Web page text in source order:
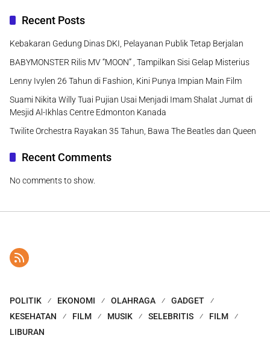
Recent Posts
Kebakaran Gedung Dinas DKI, Pelayanan Publik Tetap Berjalan
BABYMONSTER Rilis MV “MOON” , Tampilkan Sisi Gelap Misterius
Lenny Ivylen 26 Tahun di Fashion, Kini Punya Impian Main Film
Suami Nikita Willy Tuai Pujian Usai Menjadi Imam Shalat Jumat di
Mesjid Al-Ikhlas Centre Edmonton Kanada
Twilite Orchestra Rayakan 35 Tahun, Bawa The Beatles dan Queen
Recent Comments
No comments to show.
POLITIK EKONOMI OLAHRAGA
GADGET
KESEHATAN
FILM MUSIK SELEBRITIS
FILM
LIBURAN